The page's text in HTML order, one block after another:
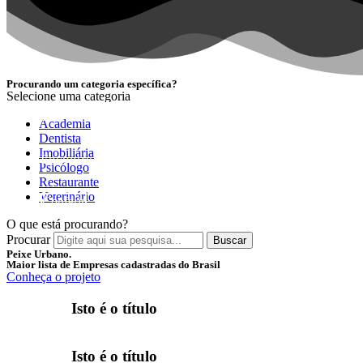
NOVIDADE
Encontre as melhores empresas separadas por
Conferir
Procurando um categoria específica?
Selecione uma categoria
Academia
Dentista
Imobiliária
Psicólogo
Restaurante
Veterinário
O que está procurando?
Procurar
Buscar
Peixe Urbano.
Maior lista de Empresas cadastradas do Brasil
Conheça o projeto
Isto é o título
Isto é o título